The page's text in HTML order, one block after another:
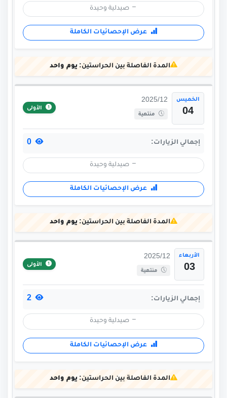
صيدلية وحيدة
عرض الإحصائيات الكاملة
المدة الفاصلة بين الحراستين: يوم واحد
الخميس
04
2025/12
منتهية
الأولى
إجمالي الزيارات:
صيدلية وحيدة
عرض الإحصائيات الكاملة
المدة الفاصلة بين الحراستين: يوم واحد
الأربعاء
03
2025/12
منتهية
الأولى
إجمالي الزيارات:
صيدلية وحيدة
عرض الإحصائيات الكاملة
المدة الفاصلة بين الحراستين: يوم واحد